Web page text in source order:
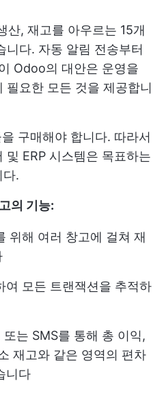
산, 재고를 아우르는 15개
니다. 자동 알림 전송부터
Odoo의 대안은 운영을
필요한 모든 것을 제공합니
구매해야 합니다. 따라서
및 ERP 시스템은 목표하는
다.
의 기능:
위해 여러 창고에 걸쳐 재
여 모든 트랜잭션을 추적하
는 SMS를 통해 총 이익,
재고와 같은 영역의 편차
니다